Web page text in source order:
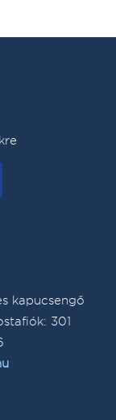
kapucsengő
301